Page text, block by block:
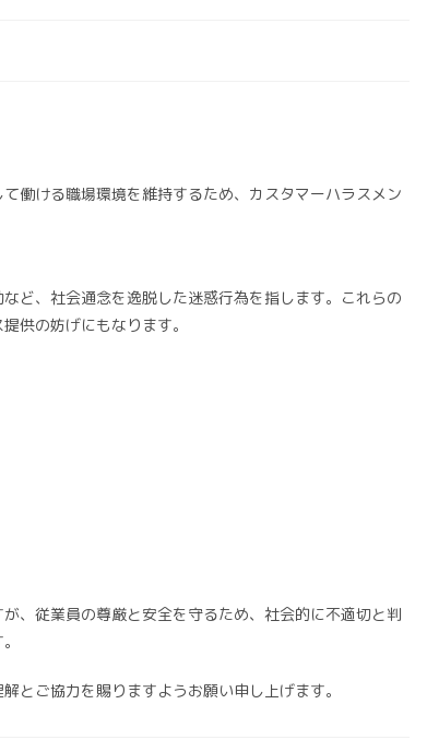
働ける職場環境を維持するため、カスタマーハラスメン
ど、社会通念を逸脱した迷惑行為を指します。これらの
供の妨げにもなります。
、従業員の尊厳と安全を守るため、社会的に不適切と判
とご協力を賜りますようお願い申し上げます。